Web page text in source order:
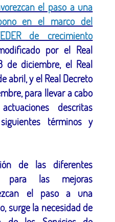
el paso a una
en el marco del
de crecimiento
por el Real
de diciembre, el Real
abril, y el Real Decreto
para llevar a cabo
descritas
términos y
de las diferentes
para las mejoras
el paso a una
surge la necesidad de